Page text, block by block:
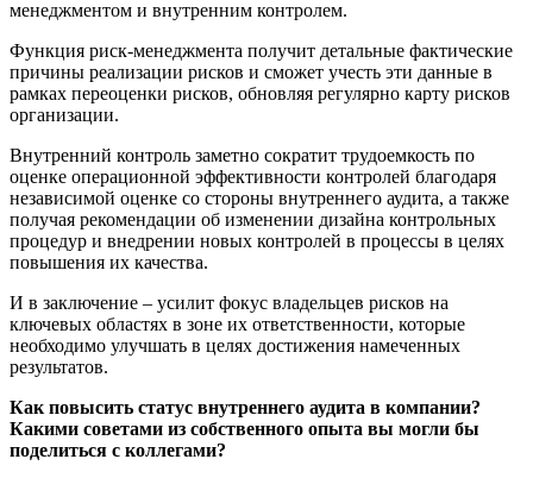
менеджментом и внутренним контролем.
Функция риск-менеджмента получит детальные фактические
причины реализации рисков и сможет учесть эти данные в
рамках переоценки рисков, обновляя регулярно карту рисков
организации.
Внутренний контроль заметно сократит трудоемкость по
оценке операционной эффективности контролей благодаря
независимой оценке со стороны внутреннего аудита, а также
получая рекомендации об изменении дизайна контрольных
процедур и внедрении новых контролей в процессы в целях
повышения их качества.
И в заключение – усилит фокус владельцев рисков на
ключевых областях в зоне их ответственности, которые
необходимо улучшать в целях достижения намеченных
результатов.
Как повысить статус внутреннего аудита в компании?
Какими советами из собственного опыта вы могли бы
поделиться с коллегами?